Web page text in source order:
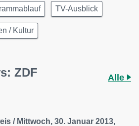
TV-Ausblick
/ Kultur
ZDF Alle
/ Mittwoch, 30. Januar 2013,